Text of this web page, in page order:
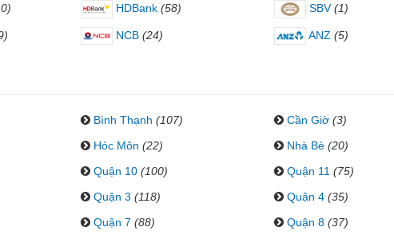
HDBank (58) SBV (1)
NCB (24) ANZ (5)
Bình Thạnh (107) Cần Giờ (3)
Hóc Môn (22) Nhà Bè (20)
Quận 10 (100) Quận 11 (75)
Quận 3 (118) Quận 4 (35)
Quận 7 (88) Quận 8 (37)